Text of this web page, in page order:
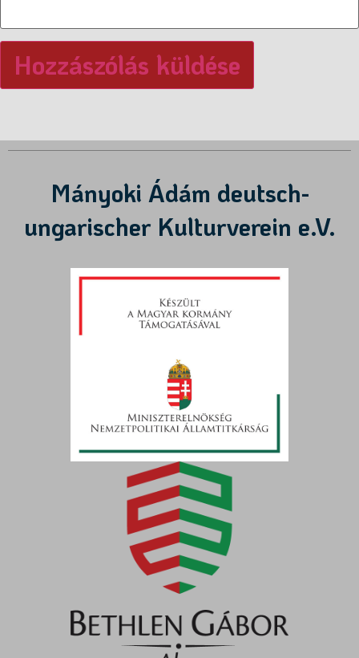
Mányoki Ádám deutsch-
ungarischer Kulturverein e.V.